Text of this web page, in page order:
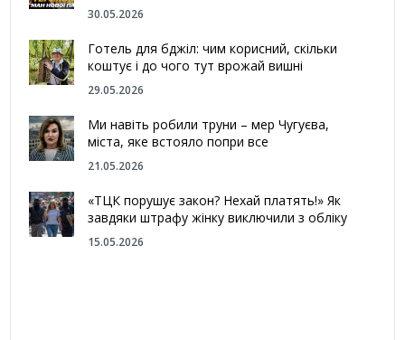
30.05.2026
Готель для бджіл: чим корисний, скільки
коштує і до чого тут врожай вишні
29.05.2026
Ми навіть робили труни – мер Чугуєва,
міста, яке встояло попри все
21.05.2026
«ТЦК порушує закон? Нехай платять!» Як
завдяки штрафу жінку виключили з обліку
15.05.2026